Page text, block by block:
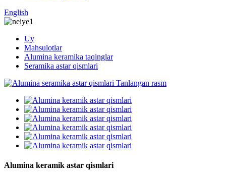
English
Uy
Mahsulotlar
Alumina keramika taqinglar
Seramika astar qismlari
Alumina keramik astar qismlari